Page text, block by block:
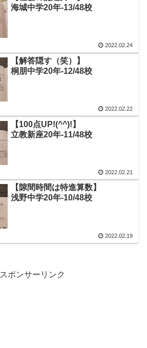
海城中学20年-13/48校
2022.02.24
【解答隠す（笑）】
桐朋中学20年-12/48校
2022.02.22
【100点UP!(^^)!】
立教新座20年-11/48校
2022.02.21
【隙間時間は特進算数】
浅野中学20年-10/48校
2022.02.19
スポンサーリンク